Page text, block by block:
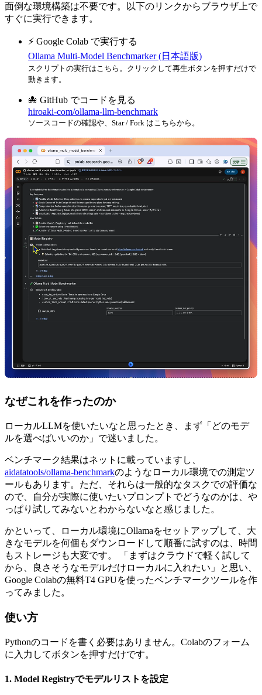
面倒な環境構築は不要です。以下のリンクからブラウザ上で
すぐに実行できます。
⚡️ Google Colab で実行する
Ollama Multi-Model Benchmarker (日本語版)
スクリプトの実行はこちら。クリックして再生ボタンを押すだけで
動きます。
🐙 GitHub でコードを見る
hiroaki-com/ollama-llm-benchmark
ソースコードの確認や、Star / Fork はこちらから。
なぜこれを作ったのか
ローカルLLMを使いたいなと思ったとき、まず「どのモデ
ルを選べばいいのか」で迷いました。
ベンチマーク結果はネットに載っていますし、
aidatatools/ollama-benchmarkのようなローカル環境での測定ツ
ールもあります。ただ、それらは一般的なタスクでの評価な
ので、自分が実際に使いたいプロンプトでどうなのかは、や
っぱり試してみないとわからないなと感じました。
かといって、ローカル環境にOllamaをセットアップして、大
きなモデルを何個もダウンロードして順番に試すのは、時間
もストレージも大変です。 「まずはクラウドで軽く試して
から、良さそうなモデルだけローカルに入れたい」と思い、
Google Colabの無料T4 GPUを使ったベンチマークツールを作
ってみました。
使い方
Pythonのコードを書く必要はありません。Colabのフォーム
に入力してボタンを押すだけです。
1. Model Registryでモデルリストを設定